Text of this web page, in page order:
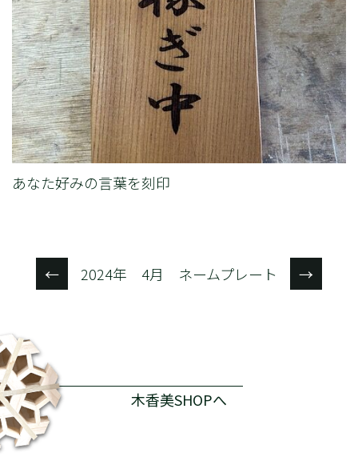
あなた好みの言葉を刻印
← 2024年 4月 ネームプレート →
木香美SHOPへ